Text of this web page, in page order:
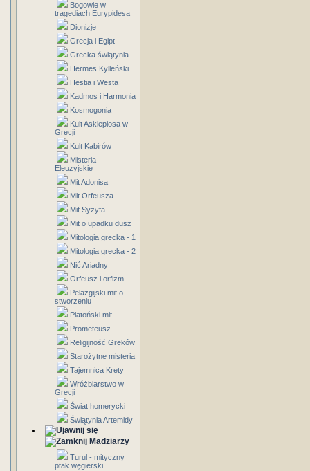
Bogowie w
tragediach Eurypidesa
Dionizje
Grecja i Egipt
Grecka świątynia
Hermes Kylleński
Hestia i Westa
Kadmos i Harmonia
Kosmogonia
Kult Asklepiosa w
Grecji
Kult Kabirów
Misteria
Eleuzyjskie
Mit Adonisa
Mit Orfeusza
Mit Syzyfa
Mit o upadku dusz
Mitologia grecka - 1
Mitologia grecka - 2
Nić Ariadny
Orfeusz i orfizm
Pelazgijski mit o
stworzeniu
Platoński mit
Prometeusz
Religijność Greków
Starożytne misteria
Tajemnica Krety
Wróżbiarstwo w
Grecji
Świat homerycki
Świątynia Artemidy
Madziarzy
Turul - mityczny
ptak węgierski